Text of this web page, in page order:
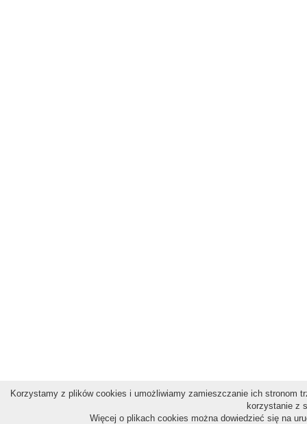
Korzystamy z plików cookies i umożliwiamy zamieszczanie ich stronom
korzystanie z
Więcej o plikach cookies można dowiedzieć się na